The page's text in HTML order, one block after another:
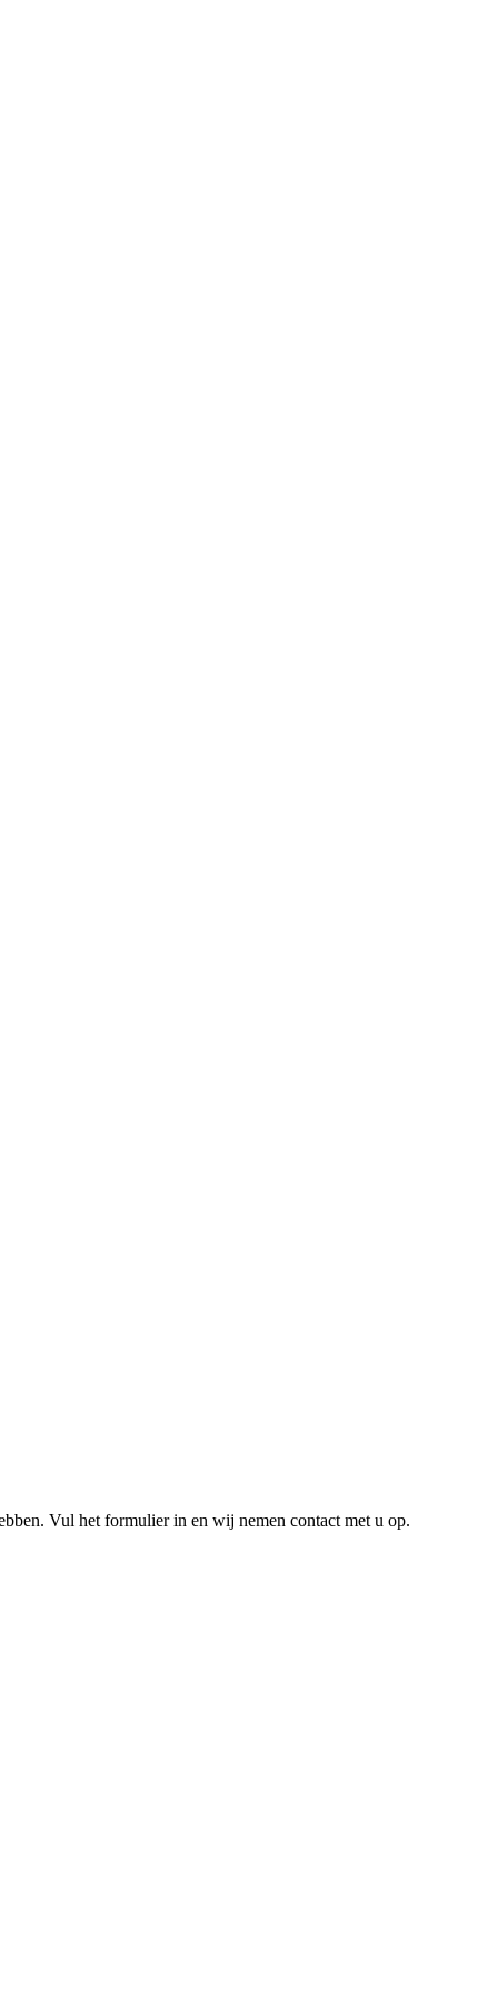
Vul het formulier in en wij nemen contact met u op.